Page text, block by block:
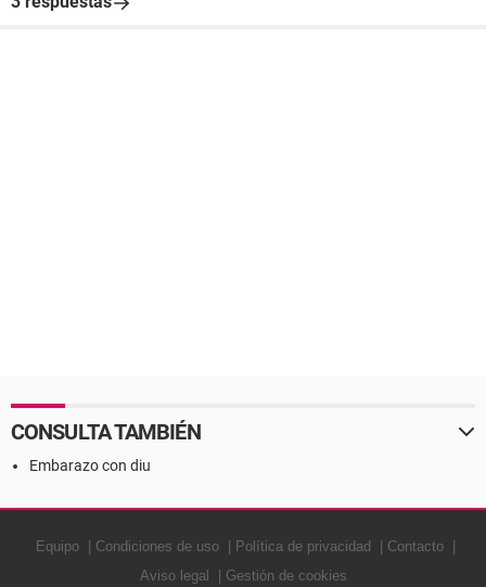
CONSULTA TAMBIÉN
Embarazo con diu
Equipo Condiciones de uso Política de privacidad
Contacto
Aviso legal
Gestión de cookies